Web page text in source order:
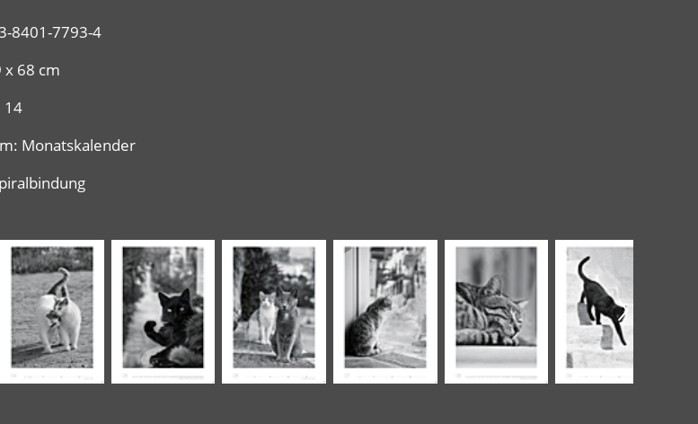
8401-7793-4
x 68 cm
14
Monatskalender